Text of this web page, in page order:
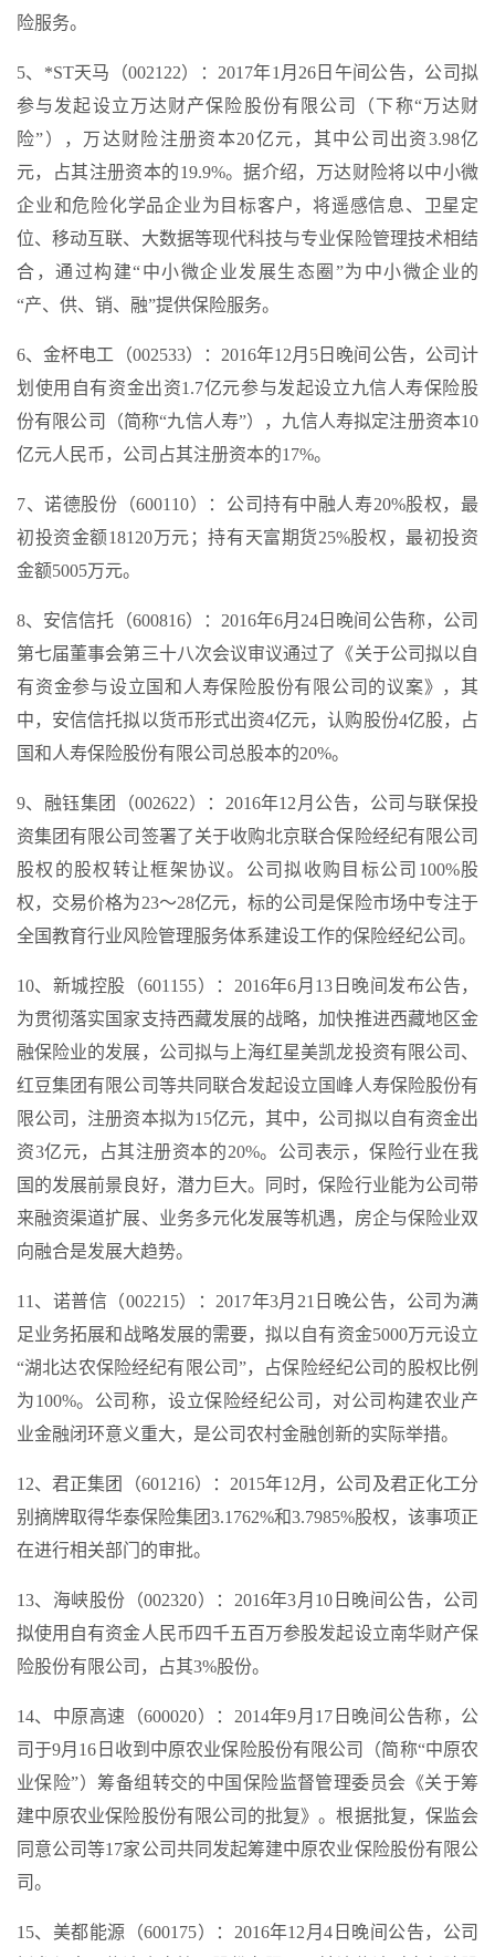
险服务。
5、*ST天马（002122）：2017年1月26日午间公告，公司拟
参与发起设立万达财产保险股份有限公司（下称“万达财
险”），万达财险注册资本20亿元，其中公司出资3.98亿
元，占其注册资本的19.9%。据介绍，万达财险将以中小微
企业和危险化学品企业为目标客户，将遥感信息、卫星定
位、移动互联、大数据等现代科技与专业保险管理技术相结
合，通过构建“中小微企业发展生态圈”为中小微企业的
“产、供、销、融”提供保险服务。
6、金杯电工（002533）：2016年12月5日晚间公告，公司计
划使用自有资金出资1.7亿元参与发起设立九信人寿保险股
份有限公司（简称“九信人寿”），九信人寿拟定注册资本10
亿元人民币，公司占其注册资本的17%。
7、诺德股份（600110）：公司持有中融人寿20%股权，最
初投资金额18120万元；持有天富期货25%股权，最初投资
金额5005万元。
8、安信信托（600816）：2016年6月24日晚间公告称，公司
第七届董事会第三十八次会议审议通过了《关于公司拟以自
有资金参与设立国和人寿保险股份有限公司的议案》，其
中，安信信托拟以货币形式出资4亿元，认购股份4亿股，占
国和人寿保险股份有限公司总股本的20%。
9、融钰集团（002622）：2016年12月公告，公司与联保投
资集团有限公司签署了关于收购北京联合保险经纪有限公司
股权的股权转让框架协议。公司拟收购目标公司100%股
权，交易价格为23～28亿元，标的公司是保险市场中专注于
全国教育行业风险管理服务体系建设工作的保险经纪公司。
10、新城控股（601155）：2016年6月13日晚间发布公告，
为贯彻落实国家支持西藏发展的战略，加快推进西藏地区金
融保险业的发展，公司拟与上海红星美凯龙投资有限公司、
红豆集团有限公司等共同联合发起设立国峰人寿保险股份有
限公司，注册资本拟为15亿元，其中，公司拟以自有资金出
资3亿元，占其注册资本的20%。公司表示，保险行业在我
国的发展前景良好，潜力巨大。同时，保险行业能为公司带
来融资渠道扩展、业务多元化发展等机遇，房企与保险业双
向融合是发展大趋势。
11、诺普信（002215）：2017年3月21日晚公告，公司为满
足业务拓展和战略发展的需要，拟以自有资金5000万元设立
“湖北达农保险经纪有限公司”，占保险经纪公司的股权比例
为100%。公司称，设立保险经纪公司，对公司构建农业产
业金融闭环意义重大，是公司农村金融创新的实际举措。
12、君正集团（601216）：2015年12月，公司及君正化工分
别摘牌取得华泰保险集团3.1762%和3.7985%股权，该事项正
在进行相关部门的审批。
13、海峡股份（002320）：2016年3月10日晚间公告，公司
拟使用自有资金人民币四千五百万参股发起设立南华财产保
险股份有限公司，占其3%股份。
14、中原高速（600020）：2014年9月17日晚间公告称，公
司于9月16日收到中原农业保险股份有限公司（简称“中原农
业保险”）筹备组转交的中国保险监督管理委员会《关于筹
建中原农业保险股份有限公司的批复》。根据批复，保监会
同意公司等17家公司共同发起筹建中原农业保险股份有限公
司。
15、美都能源（600175）：2016年12月4日晚间公告，公司